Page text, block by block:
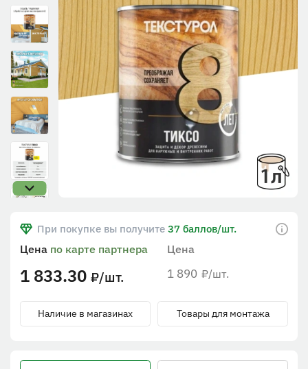
При покупке вы получите 37 баллов/шт.
Цена
1 890 ₽/шт.
Цена по карте партнера
1 833.30 ₽/шт.
Наличие в магазинах Товары для монтажа